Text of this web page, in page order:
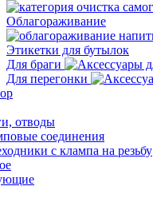
Облагораживание
Этикетки для бутылок
Для браги
Для перегонки
отводы
соединения
с клампа на резьбу